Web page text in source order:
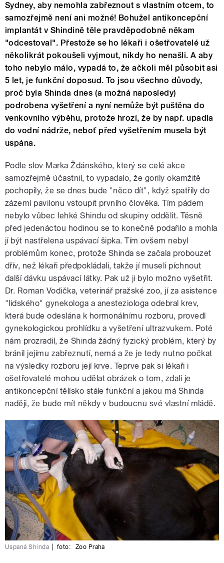
Sydney, aby nemohla zabřeznout s vlastním otcem, to
samozřejmě není ani možné! Bohužel antikoncepční
implantát v Shindině těle pravděpodobně někam
"odcestoval". Přestože se ho lékaři i ošetřovatelé už
několikrát pokoušeli vyjmout, nikdy ho nenašli. A aby
toho nebylo málo, vypadá to, že ačkoli měl působit asi
5 let, je funkční doposud. To jsou všechno důvody,
proč byla Shinda dnes (a možná naposledy)
podrobena vyšetření a nyní nemůže být puštěna do
venkovního výběhu, protože hrozí, že by např. upadla
do vodní nádrže, neboť před vyšetřením musela být
uspána.
Podle slov Marka Ždánského, který se celé akce
samozřejmě účastnil, to vypadalo, že gorily okamžitě
pochopily, že se dnes bude "něco dít", když spatřily do
zázemí pavilonu vstoupit prvního člověka. Tím pádem
nebylo vůbec lehké Shindu od skupiny oddělit. Těsně
před jedenáctou hodinou se to konečně podařilo a mohla
jí být nastřelena uspávací šipka. Tím ovšem nebyl
problémům konec, protože Shinda se začala probouzet
dřív, než lékaři předpokládali, takže jí museli píchnout
další dávku uspávací látky. Pak už ji bylo možno vyšetřit.
Dr. Roman Vodička, veterinář pražské zoo, jí za asistence
"lidského" gynekologa a anesteziologa odebral krev,
která bude odeslána k hormonálnímu rozboru, provedl
gynekologickou prohlídku a vyšetření ultrazvukem. Poté
nám prozradil, že Shinda žádný fyzický problém, který by
bránil jejímu zabřeznutí, nemá a že je tedy nutno počkat
na výsledky rozboru její krve. Teprve pak si lékaři i
ošetřovatelé mohou udělat obrázek o tom, zdali je
antikoncepční tělísko stále funkční a jakou má Shinda
naději, že bude mít někdy v budoucnu své vlastní mládě.
Uspaná Shinda foto: Zoo Praha